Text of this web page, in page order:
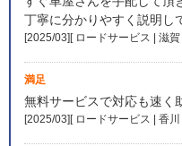
丁寧に分かりやすく説明し
[2025/03][ ロードサービス | 滋
満足
無料サービスで対応も速く
[2025/03][ ロードサービス | 香